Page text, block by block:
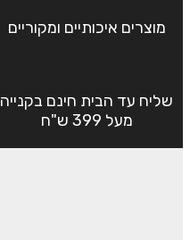
מוצרים איכותיים ומקוריים
שליח עד הבית חינם בקנייה
מעל 399 ש"ח